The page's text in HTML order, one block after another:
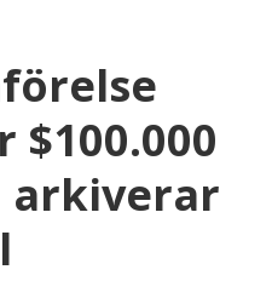
$100.000
arkiverar